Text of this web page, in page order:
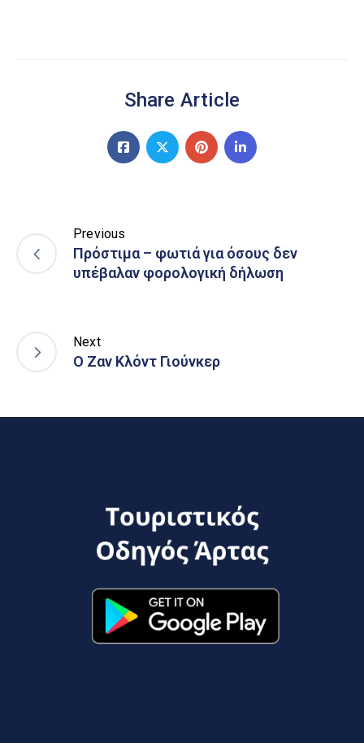
Share Article
Previous
Πρόστιμα – φωτιά για όσους δεν
υπέβαλαν φορολογική δήλωση
Next
Ο Ζαν Κλόντ Γιούνκερ